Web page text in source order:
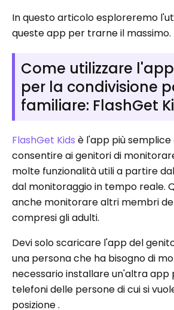
In questo articolo esploreremo
queste app per trarne il massimo.
Come utilizzare
per la condivisione
familiare: FlashGet
FlashGet Kids è l'app più
consentire ai genitori di
molte funzionalità utili a partire
dal monitoraggio in tempo reale.
anche monitorare altri membri
compresi gli adulti.
Devi solo scaricare l'app del
una persona che ha bisogno di
necessario installare un'altra app
telefoni delle persone di cui si
posizione .